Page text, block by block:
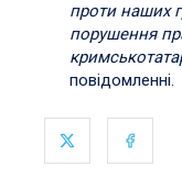
проти наших
порушення
повідомленні.